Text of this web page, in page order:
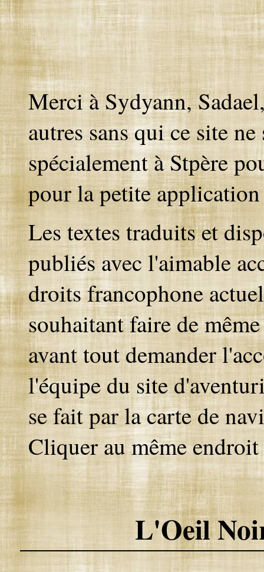
Merci à Sydyann,
autres sans qui ce site
spécialement à Stpère
pour la petite
Les textes traduits et
publiés avec l'aimable
droits francophone
souhaitant faire de
avant tout demander
l'équipe du site
se fait par la carte de
Cliquer au même
L'Oeil